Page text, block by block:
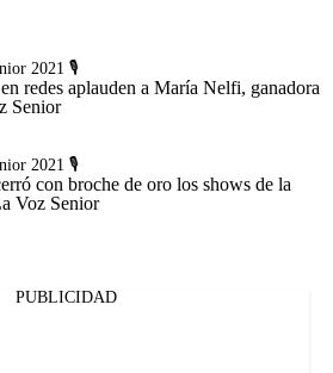
2021 🎙️
redes aplauden a María Nelfi, ganadora
Senior
2021 🎙️
con broche de oro los shows de la
Voz Senior
PUBLICIDAD